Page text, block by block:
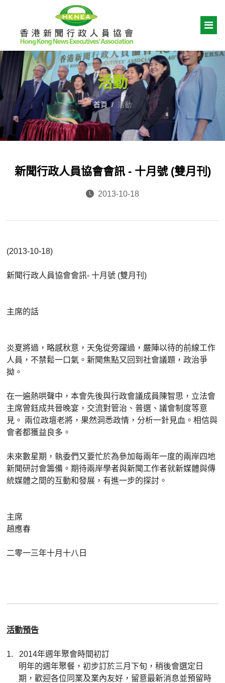
活動
首頁 活動
新聞行政人員協會會訊 - 十月號 (雙月刊)
2013-10-18
(2013-10-18)
新聞行政人員協會會訊- 十月號 (雙月刊)
主席的話
炎夏將過，略感秋意，天兔從旁躍過，嚴陣以待的前線工作
人員，不禁鬆一口氣。新聞焦點又回到社會議題，政治爭
拗。
在一遍熱哄聲中，本會先後與行政會議成員陳智思，立法會
主席曾鈺成共晉晚宴，交流對管治、普選、議會制度等意
見。 兩位政壇老將，果然洞悉政情，分析一針見血。相信與
會者都獲益良多。
未來數星期，執委們又要忙於為參加每兩年一度的兩岸四地
新聞研討會籌備。期待兩岸學者與新聞工作者就新媒體與傳
統媒體之間的互動和發展，有進一步的探討。
主席
趙應春
二零一三年十月十八日
活動預告
1.
2014年週年聚會時間初訂
明年的週年聚餐，初步訂於三月下旬，稍後會選定日
期，歡迎各位同業及業內友好，留意最新消息並預留時